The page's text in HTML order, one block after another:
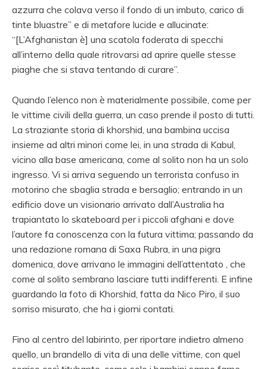
azzurra che colava verso il fondo di un imbuto, carico di
tinte bluastre” e di metafore lucide e allucinate:
“[L’Afghanistan è] una scatola foderata di specchi
all’interno della quale ritrovarsi ad aprire quelle stesse
piaghe che si stava tentando di curare”.
Quando l’elenco non è materialmente possibile, come per
le vittime civili della guerra, un caso prende il posto di tutti.
La straziante storia di khorshid, una bambina uccisa
insieme ad altri minori come lei, in una strada di Kabul,
vicino alla base americana, come al solito non ha un solo
ingresso. Vi si arriva seguendo un terrorista confuso in
motorino che sbaglia strada e bersaglio; entrando in un
edificio dove un visionario arrivato dall’Australia ha
trapiantato lo skateboard per i piccoli afghani e dove
l’autore fa conoscenza con la futura vittima; passando da
una redazione romana di Saxa Rubra, in una pigra
domenica, dove arrivano le immagini dell’attentato , che
come al solito sembrano lasciare tutti indifferenti. E infine
guardando la foto di Khorshid, fatta da Nico Piro, il suo
sorriso misurato, che ha i giorni contati.
Fino al centro del labirinto, per riportare indietro almeno
quello, un brandello di vita di una delle vittime, con quel